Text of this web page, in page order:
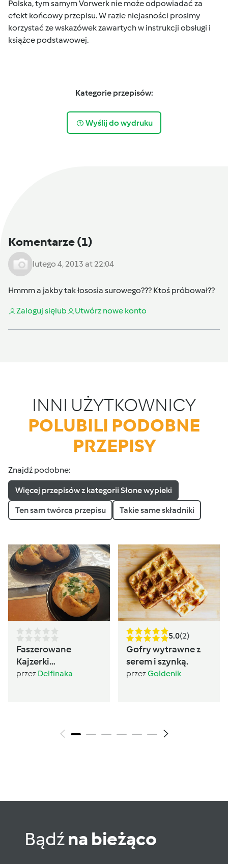
Polska, tym samym Vorwerk nie może odpowiadać za
efekt końcowy przepisu. W razie niejasności prosimy
korzystać ze wskazówek zawartych w instrukcji obsługi i
książce podstawowej.
Kategorie przepisów:
Wyślij do wydruku
Komentarze(1)
lutego 4, 2013 at 22:04
Hmmm a jakby tak łososia surowego??? Ktoś próbował??
Zaloguj sięlub Utwórz nowe konto
INNI UŻYTKOWNICY
POLUBILI PODOBNE
PRZEPISY
Znajdź podobne:
Więcej przepisów z kategorii Słone wypieki
Ten sam twórca przepisu Takie same składniki
Faszerowane
Kajzerki
PoliczonaSzama
przez Delfinaka
5.0(2)
Gofry wytrawne z
serem i szynką.
przezGoldenik
Bądźna bieżąco